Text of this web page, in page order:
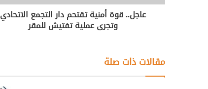
عاجل.. قوة أمنية تقتحم دار التجمع الاتحادي
وتجري عملية تفتيش للمقر
مقالات ذات صلة